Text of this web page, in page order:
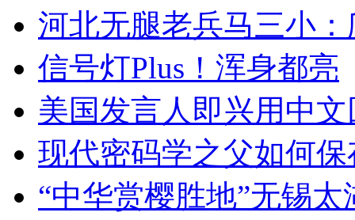
河北无腿老兵马三小
信号灯Plus！浑身都亮
美国发言人即兴用中
现代密码学之父如何
“中华赏樱胜地”无锡